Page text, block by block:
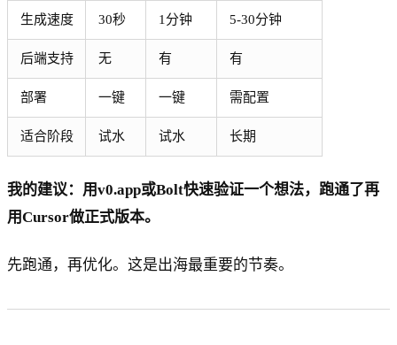
生成速度 30秒 1分钟 5-30分钟
后端支持 无 有 有
部署 一键 一键 需配置
适合阶段 试水 试水 长期
我的建议：用v0.app或Bolt快速验证一个想法，跑通了再
用Cursor做正式版本。
先跑通，再优化。这是出海最重要的节奏。